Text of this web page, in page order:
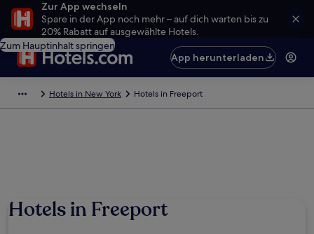
Zur App wechseln
Spare in der App noch mehr – auf dich warten bis zu
20% Rabatt auf ausgewählte Hotels.
Zum Hauptinhalt springen
App herunterladen
Hotels in New York Hotels in Freeport
Hotels in Freeport